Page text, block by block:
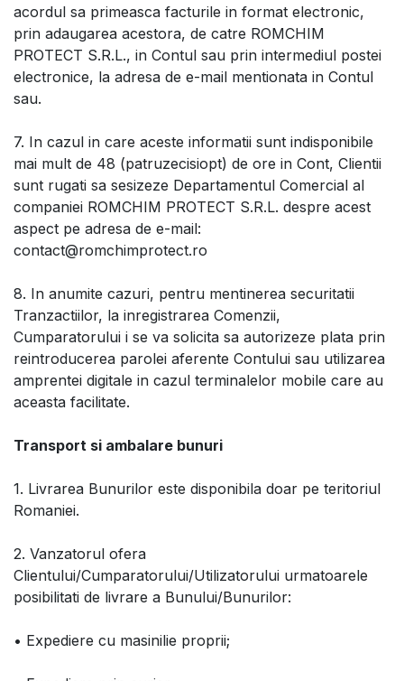
acordul sa primeasca facturile in format electronic,
prin adaugarea acestora, de catre ROMCHIM
PROTECT S.R.L., in Contul sau prin intermediul postei
electronice, la adresa de e-mail mentionata in Contul
sau.
7. In cazul in care aceste informatii sunt indisponibile
mai mult de 48 (patruzecisiopt) de ore in Cont, Clientii
sunt rugati sa sesizeze Departamentul Comercial al
companiei ROMCHIM PROTECT S.R.L. despre acest
aspect pe adresa de e-mail:
contact@romchimprotect.ro
8. In anumite cazuri, pentru mentinerea securitatii
Tranzactiilor, la inregistrarea Comenzii,
Cumparatorului i se va solicita sa autorizeze plata prin
reintroducerea parolei aferente Contului sau utilizarea
amprentei digitale in cazul terminalelor mobile care au
aceasta facilitate.
Transport si ambalare bunuri
1. Livrarea Bunurilor este disponibila doar pe teritoriul
Romaniei.
2. Vanzatorul ofera
Clientului/Cumparatorului/Utilizatorului urmatoarele
posibilitati de livrare a Bunului/Bunurilor:
• Expediere cu masinilie proprii;